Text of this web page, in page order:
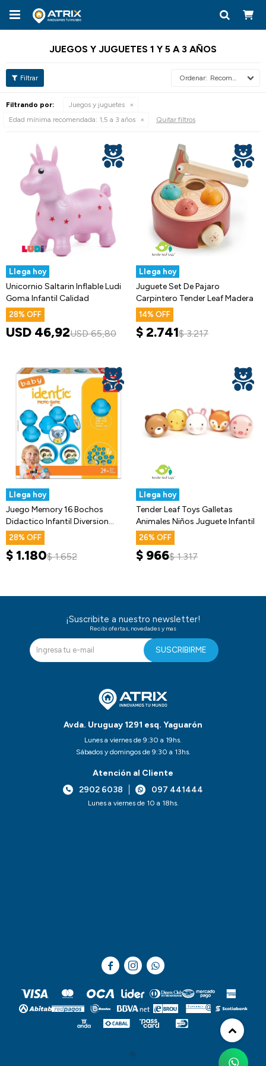

JUEGOS Y JUGUETES 1 Y 5 A 3 AÑOS
Recomendados
Filtrando por:
Juegos y juguetes
Edad mínima recomendada: 1,5 a 3 años Quitar filtros
Llega hoy
Unicornio Saltarin Inflable Ludi
Goma Infantil Calidad
28
USD 46,92USD 65,80
Llega hoy
Juguete Set De Pajaro
Carpintero Tender Leaf Madera
14
$2.741$ 3.217
Llega hoy
Juego Memory 16 Bochos
Didactico Infantil Diversion
Educa
28
$ 1.180$ 1.652
Llega hoy
Tender Leaf Toys Galletas
Animales Niños Juguete Infantil
26
$ 966$ 1.317
Avda. Uruguay 1291 esq. Yaguarón
Lunes a viernes de 9:30 a 19hs.
Sábados y domingos de 9:30 a 13hs.
Atención al Cliente
2902 6038
097 441444
Lunes a viernes de 10 a 18hs.
¡Suscribite a nuestro newsletter!
Recibi ofertas, novedades y mas
SUSCRIBIRME
  